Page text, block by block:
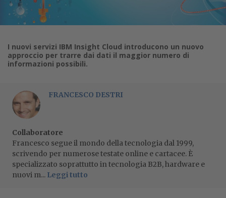
I nuovi servizi IBM Insight Cloud introducono un nuovo
approccio per trarre dai dati il maggior numero di
informazioni possibili.
FRANCESCO DESTRI
Collaboratore
Francesco segue il mondo della tecnologia dal 1999,
scrivendo per numerose testate online e cartacee. È
specializzato soprattutto in tecnologia B2B, hardware e
nuovi m... Leggi tutto